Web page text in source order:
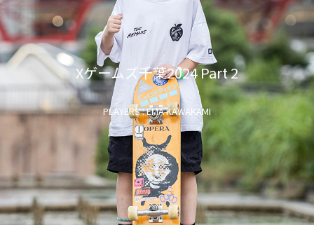
Xゲームズ千葉2024 Part 2
PLAYERS : EMA KAWAKAMI